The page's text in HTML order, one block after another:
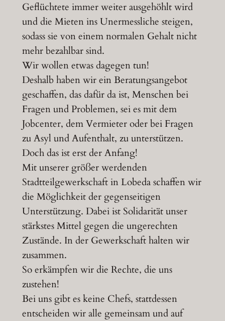
Geflüchtete immer weiter ausgehöhlt wird
und die Mieten ins Unermessliche steigen,
sodass sie von einem normalen Gehalt nicht
mehr bezahlbar sind.
Wir wollen etwas dagegen tun!
Deshalb haben wir ein Beratungsangebot
geschaffen, das dafür da ist, Menschen bei
Fragen und Problemen, sei es mit dem
Jobcenter, dem Vermieter oder bei Fragen
zu Asyl und Aufenthalt, zu unterstützen.
Doch das ist erst der Anfang!
Mit unserer größer werdenden
Stadtteilgewerkschaft in Lobeda schaffen wir
die Möglichkeit der gegenseitigen
Unterstützung. Dabei ist Solidarität unser
stärkstes Mittel gegen die ungerechten
Zustände. In der Gewerkschaft halten wir
zusammen.
So erkämpfen wir die Rechte, die uns
zustehen!
Bei uns gibt es keine Chefs, stattdessen
entscheiden wir alle gemeinsam und auf